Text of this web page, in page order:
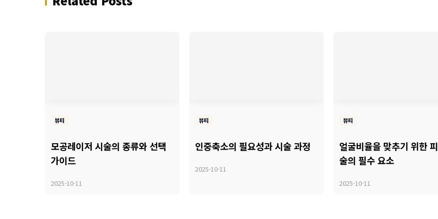
뷰티
모공레이저 시술의 종류와 선택
가이드
2025-10-11
뷰티
인중축소의 필요성과 시술 과정
2025-10-11
뷰티
얼굴비율을 맞추기 위한
술의 필수 요소
2025-10-11